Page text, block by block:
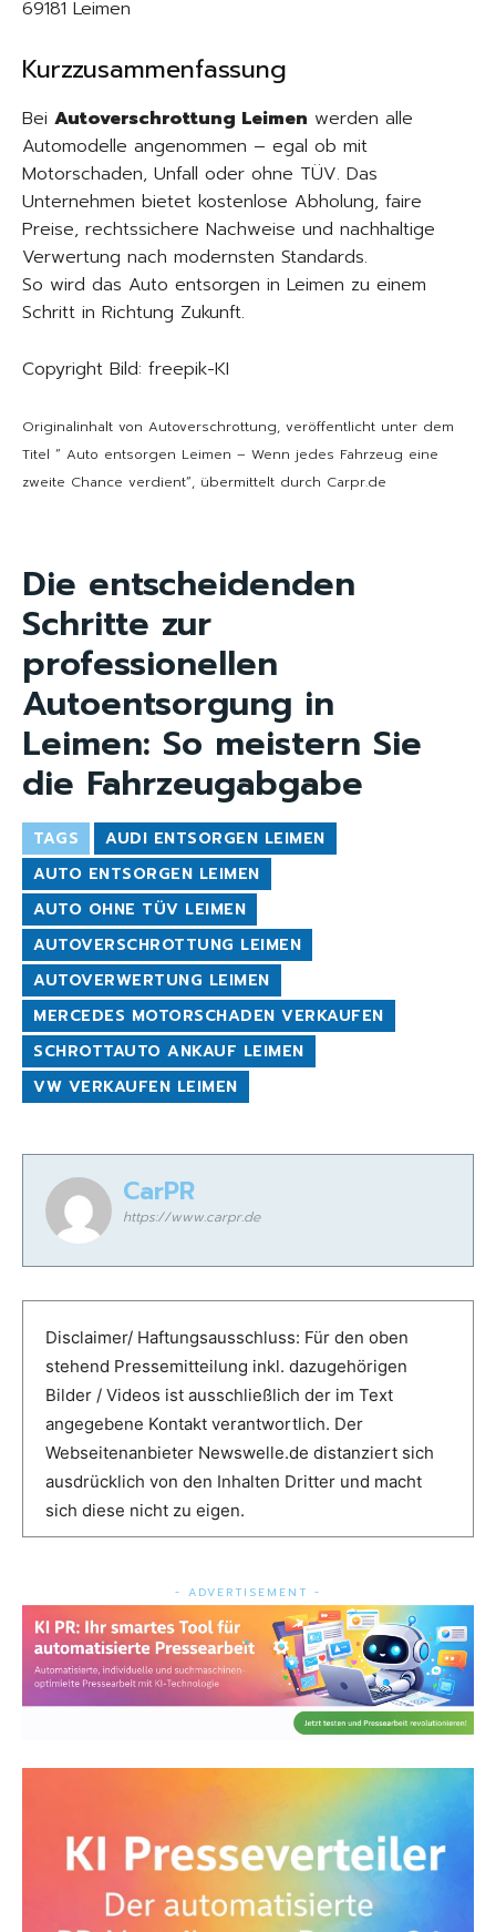
69181 Leimen
Kurzzusammenfassung
Bei Autoverschrottung Leimen werden alle
Automodelle angenommen – egal ob mit
Motorschaden, Unfall oder ohne TÜV. Das
Unternehmen bietet kostenlose Abholung, faire
Preise, rechtssichere Nachweise und nachhaltige
Verwertung nach modernsten Standards.
So wird das Auto entsorgen in Leimen zu einem
Schritt in Richtung Zukunft.
Copyright Bild: freepik-KI
Originalinhalt von Autoverschrottung, veröffentlicht unter dem
Titel “ Auto entsorgen Leimen – Wenn jedes Fahrzeug eine
zweite Chance verdient“, übermittelt durch Carpr.de
Die entscheidenden
Schritte zur
professionellen
Autoentsorgung in
Leimen: So meistern Sie
die Fahrzeugabgabe
TAGS
AUDI ENTSORGEN LEIMEN
AUTO ENTSORGEN LEIMEN
AUTO OHNE TÜV LEIMEN
AUTOVERSCHROTTUNG LEIMEN
AUTOVERWERTUNG LEIMEN
MERCEDES MOTORSCHADEN VERKAUFEN
SCHROTTAUTO ANKAUF LEIMEN
VW VERKAUFEN LEIMEN
CarPR
https://www.carpr.de
Disclaimer/ Haftungsausschluss: Für den oben
stehend Pressemitteilung inkl. dazugehörigen
Bilder / Videos ist ausschließlich der im Text
angegebene Kontakt verantwortlich. Der
Webseitenanbieter Newswelle.de distanziert sich
ausdrücklich von den Inhalten Dritter und macht
sich diese nicht zu eigen.
- ADVERTISEMENT -